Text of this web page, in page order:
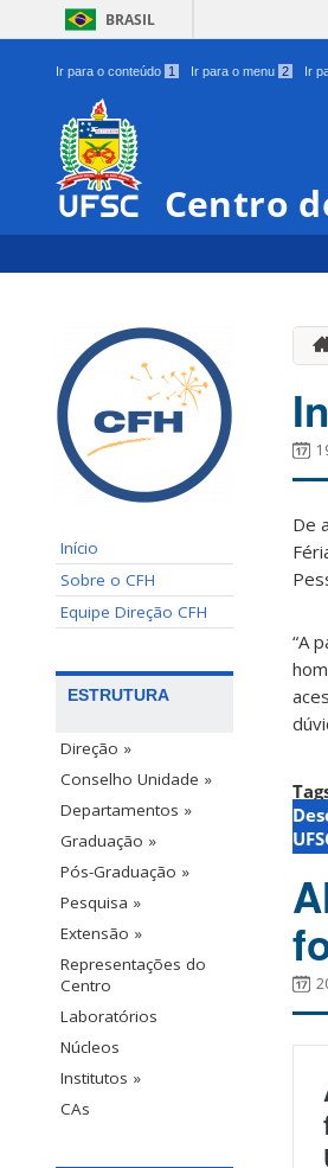
BRASIL
Ir para o conteúdo 1 Ir para o menu 2 Ir
Centro
Início
Sobre o CFH
Equipe Direção CFH
ESTRUTURA
Direção »
Conselho Unidade »
Departamentos »
Graduação »
Pós-Graduação »
Pesquisa »
Extensão »
Representações do
Centro
Laboratórios
Núcleos
Institutos »
CAs
De
“A